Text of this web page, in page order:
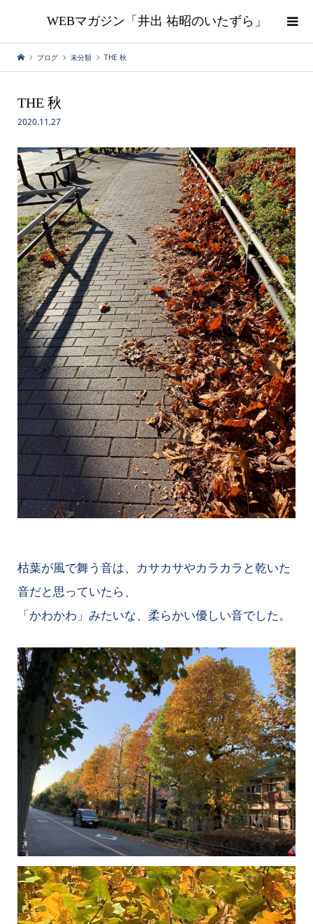
WEBマガジン「井出 祐昭のいたずら」
ブログ 未分類 THE 秋
THE 秋
2020.11.27
枯葉が風で舞う音は、カサカサやカラカラと乾いた
音だと思っていたら、
「かわかわ」みたいな、柔らかい優しい音でした。